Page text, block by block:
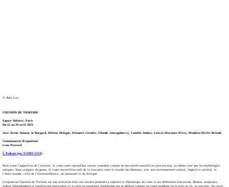
© Ayka Lux
CHEMINS DE TRAVERSE
Espace Voltaire, Paris
Du 22 au 29 avril 2021
Avec Sirine Ammar, Io Burgard, Héloïse Delègue, Eléonore Geissler, Ellande Jaureguiberry, Camille Juthier, Léticia Martínez Pérez, Mathieu Merlet Briand.
Commissariat d’exposition
Lena Peyrard
︎︎︎ Podcast (par FOMO-VOX)
Bien avant l’apparition de l’écriture, le conte reste aujourd’hui encore considéré comme un des motifs narratifs les plus anciens, au même titre que les mythologies
antiques. Sous catégorie du genre, le conte merveilleux naît de la rencontre entre le monde des Hommes, avec son environnement animal, végétal et minéral, et
l’Autre monde, celui de l’invraisemblance, du surnaturel et du féerique.
L’exposition Chemins de Traverse est une invitation faite aux artistes présentés à explorer la thématique du conte et ses différentes évocations. Dessins, sculptures,
vidéos, photographies et installations participent ici à créer un panorama chimérique qui se déploie comme un conte moderne où le récit se vit, se parcourt. Au creux